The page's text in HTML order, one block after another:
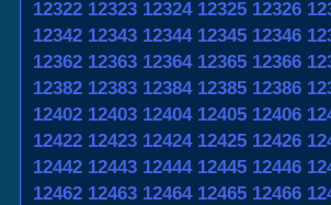
12322 12323 12324 12325 12326
12342 12343 12344 12345 12346
12362 12363 12364 12365 12366
12382 12383 12384 12385 12386
12402 12403 12404 12405 12406
12422 12423 12424 12425 12426
12442 12443 12444 12445 12446
12462 12463 12464 12465 12466